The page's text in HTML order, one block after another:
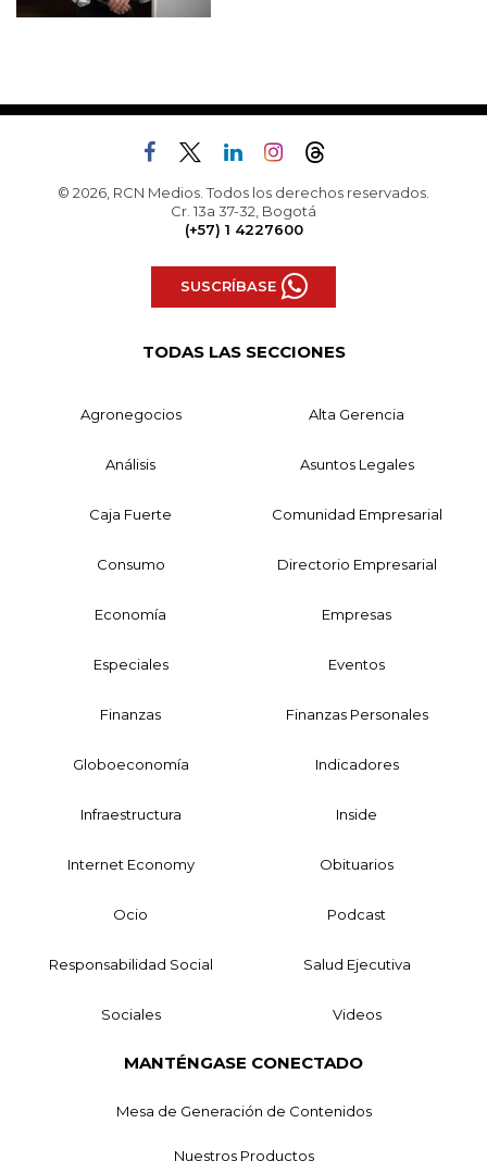
© 2026, RCN Medios. Todos los derechos reservados.
Cr. 13a 37-32, Bogotá
(+57) 1 4227600
SUSCRÍBASE
TODAS LAS SECCIONES
Agronegocios Alta Gerencia
Análisis Asuntos Legales
Caja Fuerte Comunidad Empresarial
Consumo Directorio Empresarial
Economía Empresas
Especiales Eventos
Finanzas Finanzas Personales
Globoeconomía Indicadores
Infraestructura Inside
Internet Economy Obituarios
Ocio Podcast
Responsabilidad Social Salud Ejecutiva
Sociales Videos
MANTÉNGASE CONECTADO
Mesa de Generación de Contenidos
Nuestros Productos